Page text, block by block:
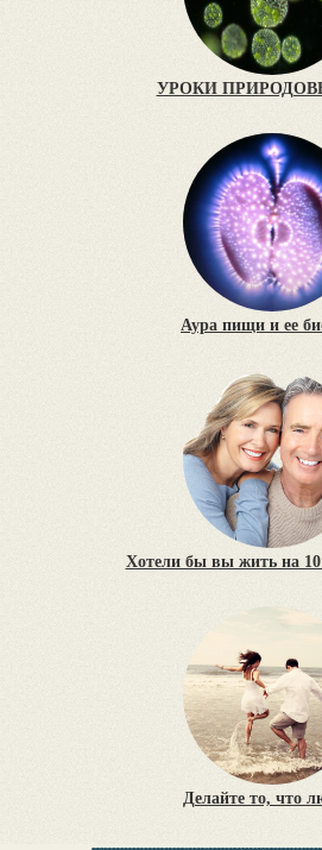
УРОКИ
Аура пищи и ее
Хотели бы вы жить на 10
Делайте то, что